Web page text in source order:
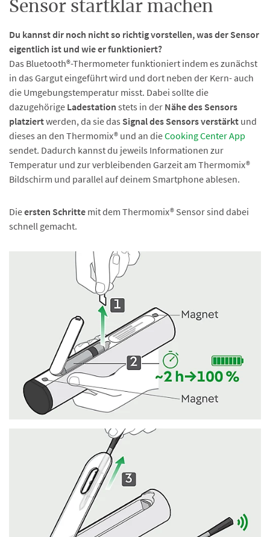
Sensor startklar machen
Du kannst dir noch nicht so richtig vorstellen, was der Sensor
eigentlich ist und wie er funktioniert?
Das Bluetooth®-Thermometer funktioniert indem es zunächst
in das Gargut eingeführt wird und dort neben der Kern- auch
die Umgebungstemperatur misst. Dabei sollte die
dazugehörige Ladestation stets in der Nähe des Sensors
platziertwerden, da sie das Signal des Sensors verstärkt und
dieses an den Thermomix® und an dieCooking Center App
sendet. Dadurch kannst du jeweils Informationen zur
Temperatur und zur verbleibenden Garzeit am Thermomix®
Bildschirm und parallel auf deinem Smartphone ablesen.
Dieersten Schritte mit dem Thermomix® Sensor sind dabei
schnell gemacht.